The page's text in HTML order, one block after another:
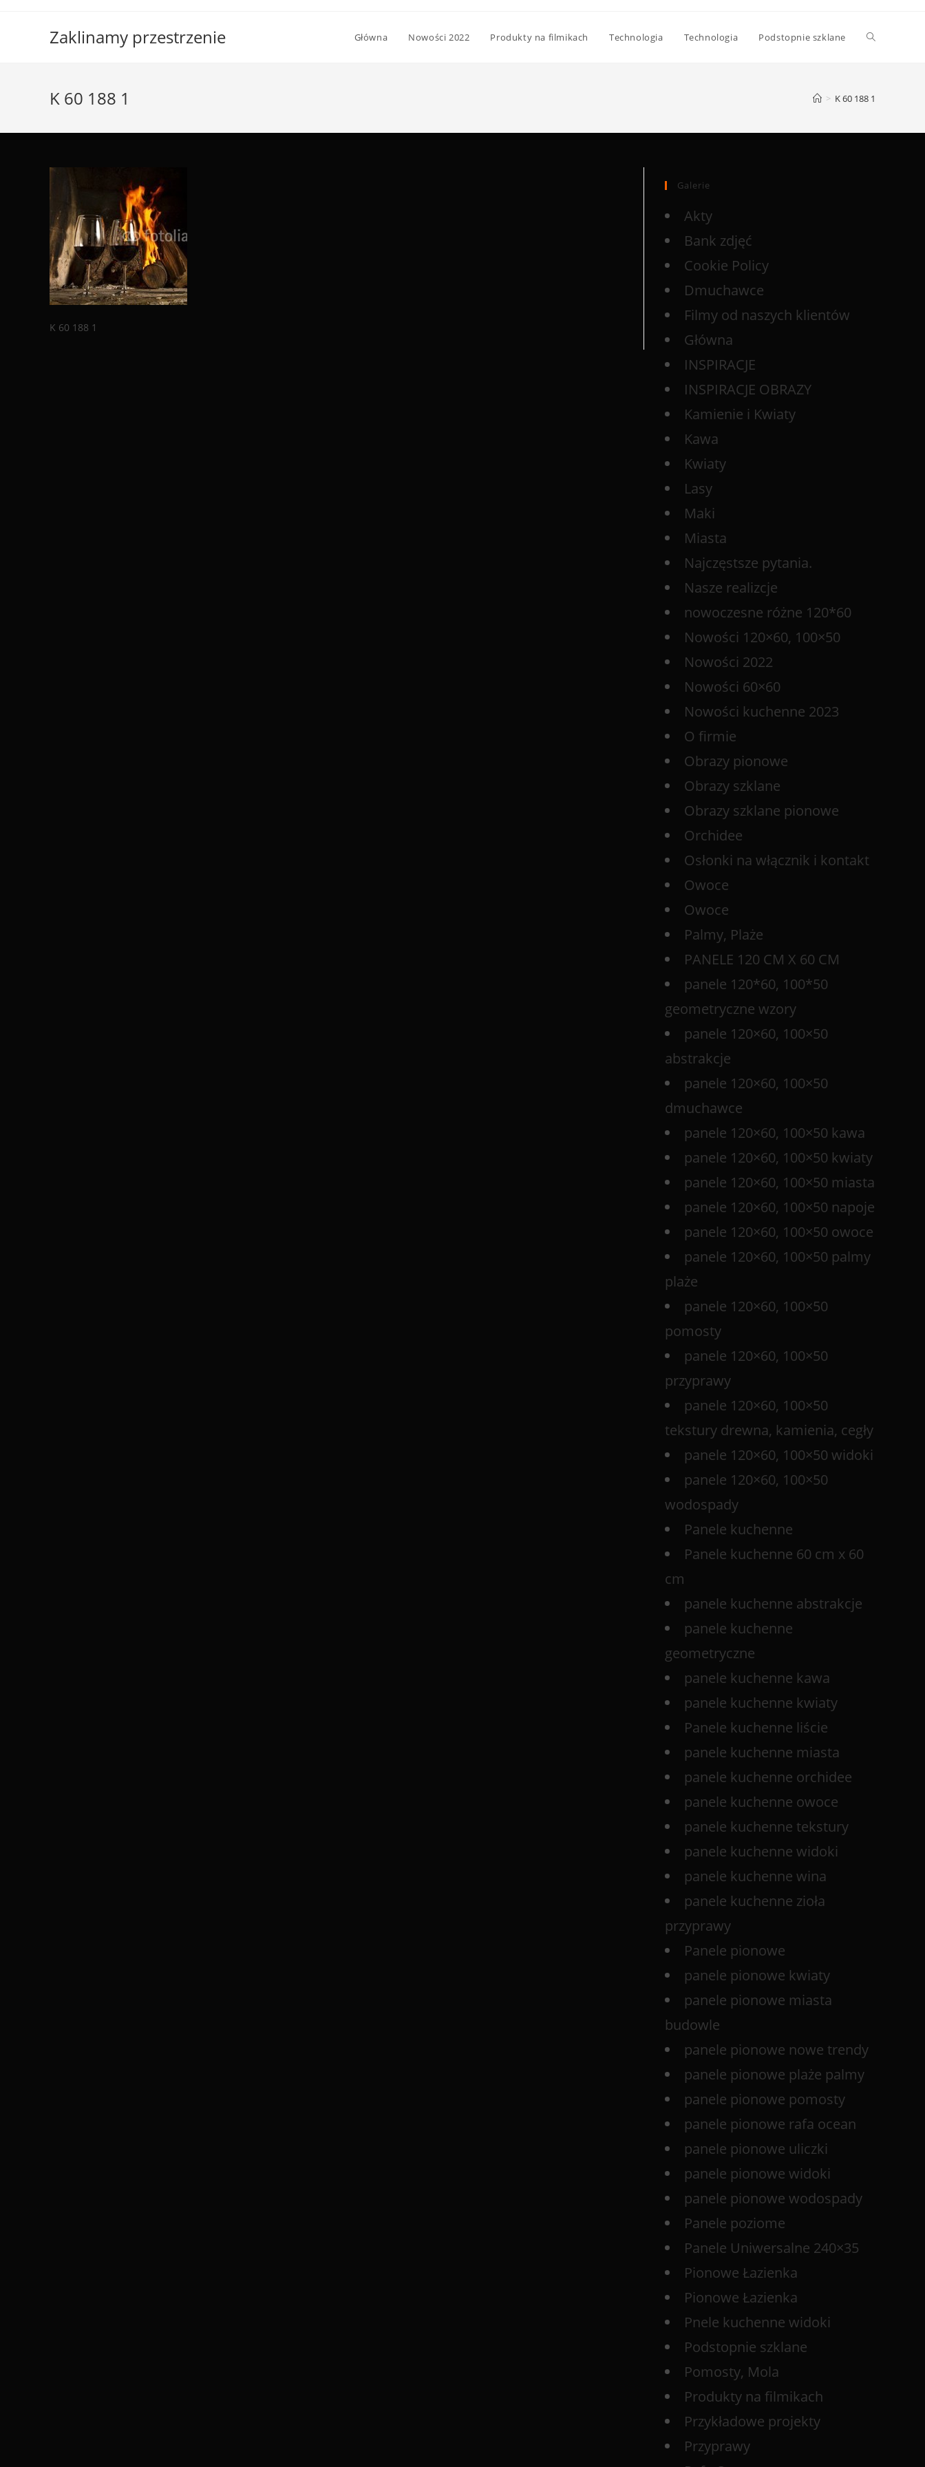
Zaklinamy przestrzenie Główna Nowości 2022 Produkty na filmikach Technologia Technologia Podstopnie szklane
K 60 188 1 > K 60 188 1
K 60 188 1
Galerie
Akty
Bank zdjęć
Cookie Policy
Dmuchawce
Filmy od naszych klientów
Główna
INSPIRACJE
INSPIRACJE OBRAZY
Kamienie i Kwiaty
Kawa
Kwiaty
Lasy
Maki
Miasta
Najczęstsze pytania.
Nasze realizcje
nowoczesne różne 120*60
Nowości 120×60, 100×50
Nowości 2022
Nowości 60×60
Nowości kuchenne 2023
O firmie
Obrazy pionowe
Obrazy szklane
Obrazy szklane pionowe
Orchidee
Osłonki na włącznik i kontakt
Owoce
Owoce
Palmy, Plaże
PANELE 120 CM X 60 CM
panele 120*60, 100*50
geometryczne wzory
panele 120×60, 100×50
abstrakcje
panele 120×60, 100×50
dmuchawce
panele 120×60, 100×50 kawa
panele 120×60, 100×50 kwiaty
panele 120×60, 100×50 miasta
panele 120×60, 100×50 napoje
panele 120×60, 100×50 owoce
panele 120×60, 100×50 palmy
plaże
panele 120×60, 100×50
pomosty
panele 120×60, 100×50
przyprawy
panele 120×60, 100×50
tekstury drewna, kamienia, cegły
panele 120×60, 100×50 widoki
panele 120×60, 100×50
wodospady
Panele kuchenne
Panele kuchenne 60 cm x 60
cm
panele kuchenne abstrakcje
panele kuchenne
geometryczne
panele kuchenne kawa
panele kuchenne kwiaty
Panele kuchenne liście
panele kuchenne miasta
panele kuchenne orchidee
panele kuchenne owoce
panele kuchenne tekstury
panele kuchenne widoki
panele kuchenne wina
panele kuchenne zioła
przyprawy
Panele pionowe
panele pionowe kwiaty
panele pionowe miasta
budowle
panele pionowe nowe trendy
panele pionowe plaże palmy
panele pionowe pomosty
panele pionowe rafa ocean
panele pionowe uliczki
panele pionowe widoki
panele pionowe wodospady
Panele poziome
Panele Uniwersalne 240×35
Pionowe Łazienka
Pionowe Łazienka
Pnele kuchenne widoki
Podstopnie szklane
Pomosty, Mola
Produkty na filmikach
Przykładowe projekty
Przyprawy